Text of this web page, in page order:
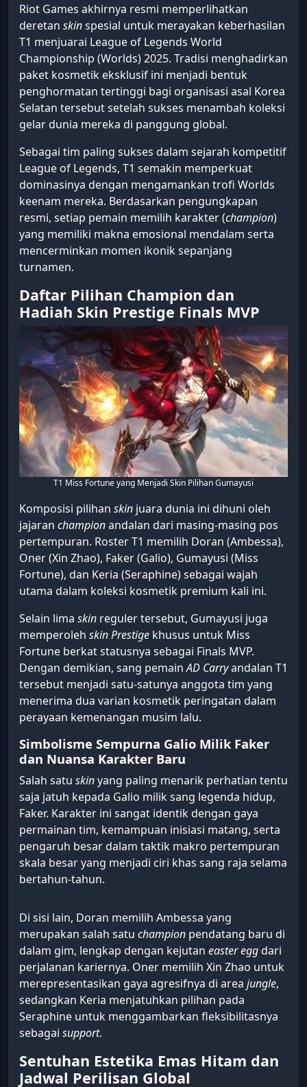
Riot Games akhirnya resmi memperlihatkan
deretan skinspesial untuk merayakan keberhasilan
T1 menjuarai League of Legends World
Championship (Worlds) 2025. Tradisi menghadirkan
paket kosmetik eksklusif ini menjadi bentuk
penghormatan tertinggi bagi organisasi asal Korea
Selatan tersebut setelah sukses menambah koleksi
gelar dunia mereka di panggung global.
Sebagai tim paling sukses dalam sejarah kompetitif
League of Legends, T1 semakin memperkuat
dominasinya dengan mengamankan trofi Worlds
keenam mereka. Berdasarkan pengungkapan
resmi, setiap pemain memilih karakter (champion)
yang memiliki makna emosional mendalam serta
mencerminkan momen ikonik sepanjang
turnamen.
Daftar Pilihan Champion dan
Hadiah Skin Prestige Finals MVP
T1 Miss Fortune yang Menjadi Skin Pilihan Gumayusi
Komposisi pilihan skin juara dunia ini dihuni oleh
jajaran championandalan dari masing-masing pos
pertempuran. Roster T1 memilih Doran (Ambessa),
Oner (Xin Zhao), Faker (Galio), Gumayusi (Miss
Fortune), dan Keria (Seraphine) sebagai wajah
utama dalam koleksi kosmetik premium kali ini.
Selain lima skin reguler tersebut, Gumayusi juga
memperoleh skin Prestige khusus untuk Miss
Fortune berkat statusnya sebagai Finals MVP.
Dengan demikian, sang pemainAD Carryandalan T1
tersebut menjadi satu-satunya anggota tim yang
menerima dua varian kosmetik peringatan dalam
perayaan kemenangan musim lalu.
Simbolisme Sempurna Galio Milik Faker
dan Nuansa Karakter Baru
Salah satu skinyang paling menarik perhatian tentu
saja jatuh kepada Galio milik sang legenda hidup,
Faker. Karakter ini sangat identik dengan gaya
permainan tim, kemampuan inisiasi matang, serta
pengaruh besar dalam taktik makro pertempuran
skala besar yang menjadi ciri khas sang raja selama
bertahun-tahun.
Di sisi lain, Doran memilih Ambessa yang
merupakan salah satu champion pendatang baru di
dalam gim, lengkap dengan kejutan easter eggdari
perjalanan kariernya. Oner memilih Xin Zhao untuk
merepresentasikan gaya agresifnya di area jungle,
sedangkan Keria menjatuhkan pilihan pada
Seraphine untuk menggambarkan fleksibilitasnya
sebagai support.
Sentuhan Estetika Emas Hitam dan
Jadwal Perilisan Global